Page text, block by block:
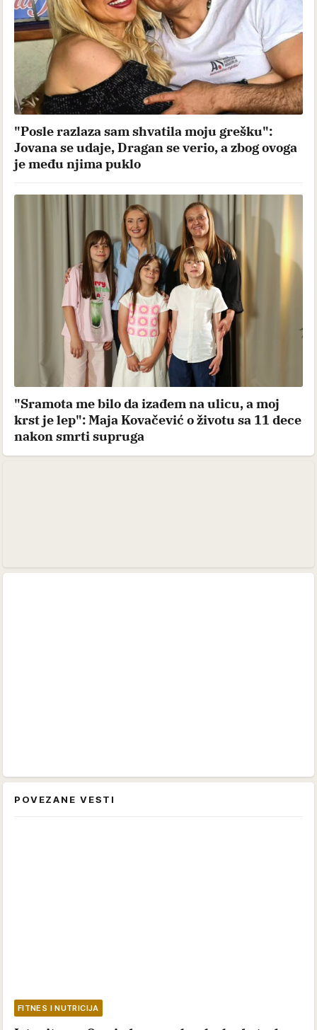
"Posle razlaza sam shvatila moju grešku":
Jovana se udaje, Dragan se verio, a zbog ovoga
je među njima puklo
"Sramota me bilo da izađem na ulicu, a moj
krst je lep": Maja Kovačević o životu sa 11 dece
nakon smrti supruga
POVEZANE VESTI
FITNES I NUTRICIJA